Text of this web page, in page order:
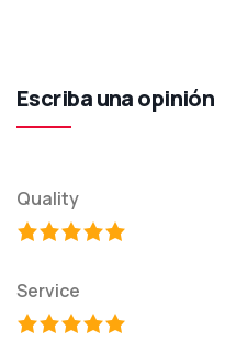
Escriba una opinión
Quality
Service